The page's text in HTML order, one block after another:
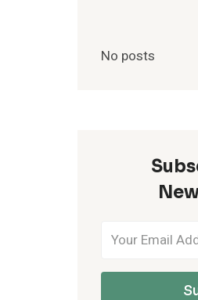
No posts